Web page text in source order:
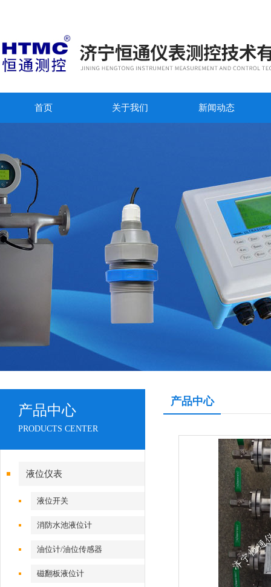
首页 关于我们 新闻动态
产品中心
PRODUCTS CENTER
液位仪表
液位开关
消防水池液位计
油位计/油位传感器
磁翻板液位计
产品中心